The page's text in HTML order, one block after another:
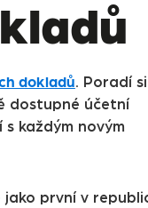
dokladů. Poradí
dostupné účetní
s každým novým
jako první v